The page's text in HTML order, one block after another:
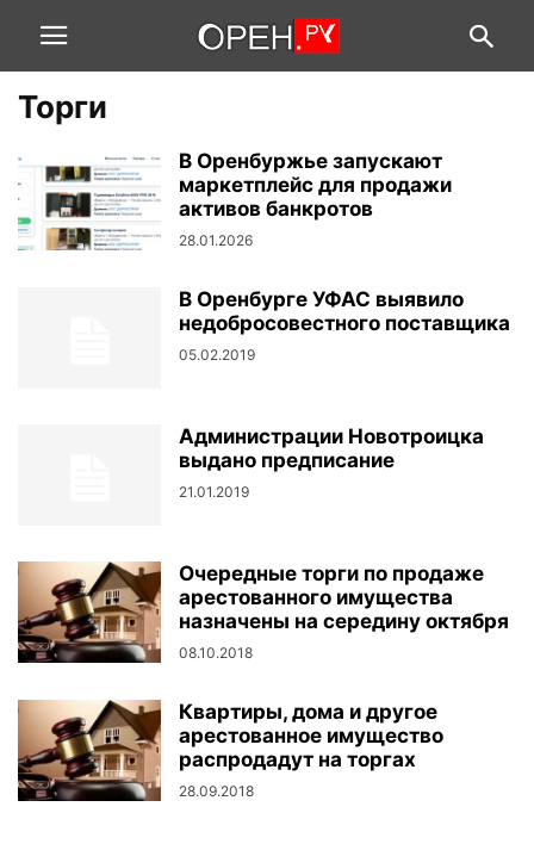
Торги
В Оренбуржье запускают
маркетплейс для продажи
активов банкротов
28.01.2026
В Оренбурге УФАС выявило
недобросовестного поставщика
05.02.2019
Администрации Новотроицка
выдано предписание
21.01.2019
Очередные торги по продаже
арестованного имущества
назначены на середину октября
08.10.2018
Квартиры, дома и другое
арестованное имущество
распродадут на торгах
28.09.2018